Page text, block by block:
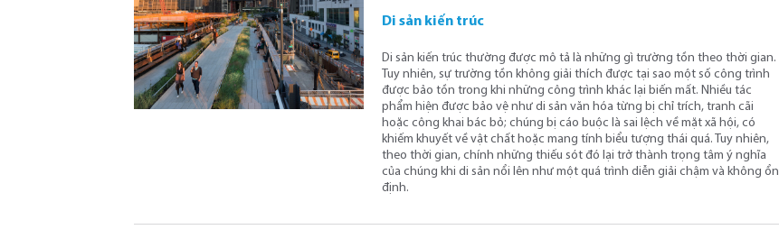
Di sản kiến trúc
Di sản kiến ​​trúc thường được mô tả là những gì trường tồn theo thời gian.
Tuy nhiên, sự trường tồn không giải thích được tại sao một số công trình
được bảo tồn trong khi những công trình khác lại biến mất. Nhiều tác
phẩm hiện được bảo vệ như di sản văn hóa từng bị chỉ trích, tranh cãi
hoặc công khai bác bỏ; chúng bị cáo buộc là sai lệch về mặt xã hội, có
khiếm khuyết về vật chất hoặc mang tính biểu tượng thái quá. Tuy nhiên,
theo thời gian, chính những thiếu sót đó lại trở thành trọng tâm ý nghĩa
của chúng khi di sản nổi lên như một quá trình diễn giải chậm và không ổn
định.